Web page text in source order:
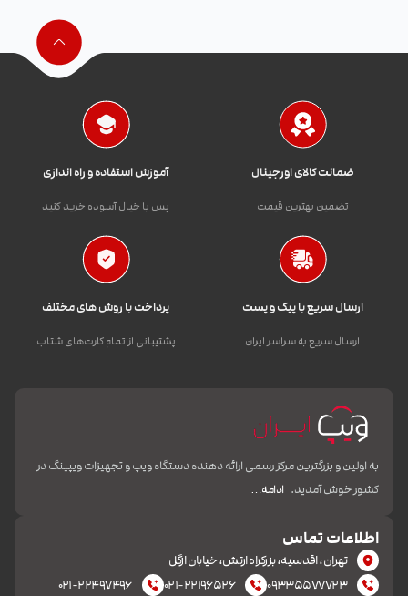
ضمانت کالای اورجینال
تضمین بهترین قیمت
آموزش استفاده و راه اندازی
پس با خیال آسوده خرید کنید
ارسال سریع با پیک و پست
ارسال سریع به سراسر ایران
پرداخت با روش های مختلف
پشتیبانی از تمام کارت‌های شتاب
به اولین و بزرگترین مرکز رسمی ارائه دهنده دستگاه ویپ و تجهیزات ویپینگ در
کشور خوش آمدید. ادامه…
اطلاعات تماس
تهران، اقدسیه، بزرکراه ارتش، خیابان ازگل
۰۹۳۳۵۵۷۷۷۲۳
۰۲۱-۲۲۱۹۶۵۲۶ ۰۲۱-۲۲۴۹۷۴۹۶